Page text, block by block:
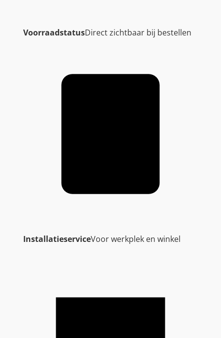
VoorraadstatusDirect zichtbaar bij bestellen
InstallatieserviceVoor werkplek en winkel